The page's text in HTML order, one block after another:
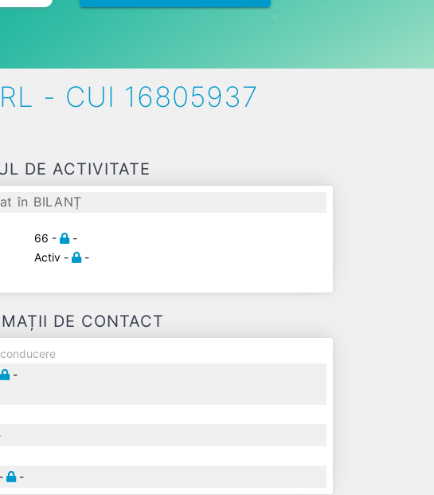
- CUI 16805937
DE ACTIVITATE
în BILANȚ
66 -
-
Activ - -
DE CONTACT
-
-